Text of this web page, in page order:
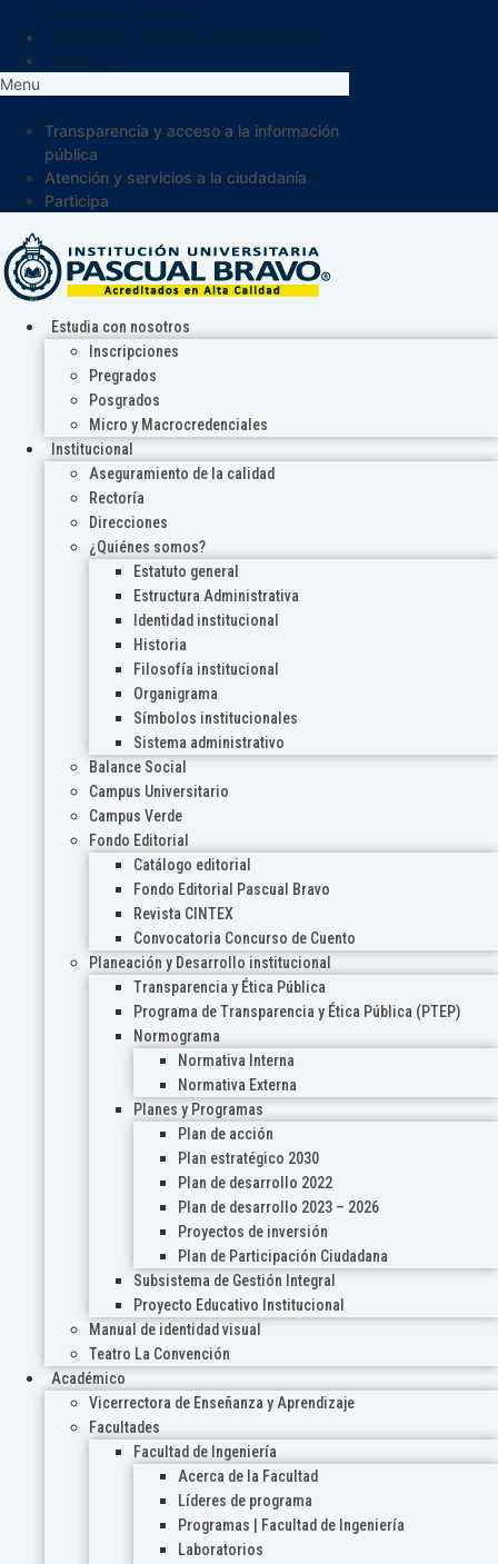
Menu
Transparencia y acceso a la información
pública
Atención y servicios a la ciudadanía
Participa
Estudia con nosotros
Inscripciones
Pregrados
Posgrados
Micro y Macrocredenciales
Institucional
Aseguramiento de la calidad
Rectoría
Direcciones
¿Quiénes somos?
Estatuto general
Estructura Administrativa
Identidad institucional
Historia
Filosofía institucional
Organigrama
Símbolos institucionales
Sistema administrativo
Balance Social
Campus Universitario
Campus Verde
Fondo Editorial
Catálogo editorial
Fondo Editorial Pascual Bravo
Revista CINTEX
Convocatoria Concurso de Cuento
Planeación y Desarrollo institucional
Transparencia y Ética Pública
Programa de Transparencia y Ética Pública (PTEP)
Normograma
Normativa Interna
Normativa Externa
Planes y Programas
Plan de acción
Plan estratégico 2030
Plan de desarrollo 2022
Plan de desarrollo 2023 – 2026
Proyectos de inversión
Plan de Participación Ciudadana
Subsistema de Gestión Integral
Proyecto Educativo Institucional
Manual de identidad visual
Teatro La Convención
Académico
Vicerrectora de Enseñanza y Aprendizaje
Facultades
Facultad de Ingeniería
Acerca de la Facultad
Líderes de programa
Programas | Facultad de Ingeniería
Laboratorios